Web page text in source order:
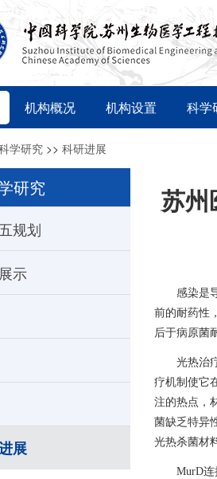
机构概况 机构设置 科学
学研究 >> 科研进展
研究
规划
示
展
苏州
感染是
前的耐药性
后于病原菌
光热治
疗机制使它
注的热点，
菌缺乏特异
光热杀菌材
MurD连